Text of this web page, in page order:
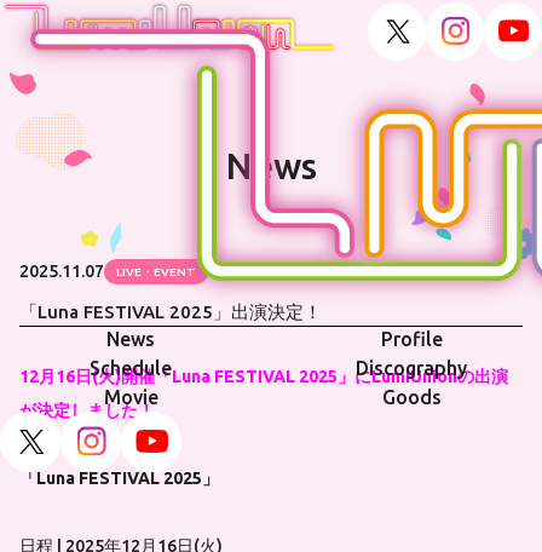
News
Profile
Schedule
Discography
Movie
Goods
News
2025.11.07 LIVE・EVENT
「Luna FESTIVAL 2025」出演決定！
12月16日(火)開催「Luna FESTIVAL 2025」にLumiUnionの出演
が決定しました！
「Luna FESTIVAL 2025」
日程 | 2025年12月16日(火)